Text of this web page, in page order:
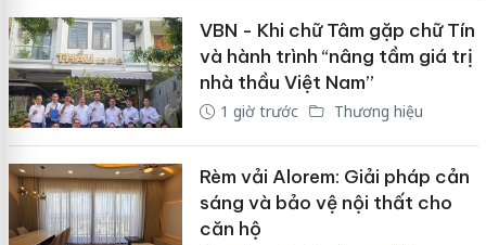
VBN - Khi chữ Tâm gặp chữ Tín
và hành trình “nâng tầm giá trị
nhà thầu Việt Nam”
1 giờ trước Thương hiệu
Rèm vải Alorem: Giải pháp cản
sáng và bảo vệ nội thất cho
căn hộ